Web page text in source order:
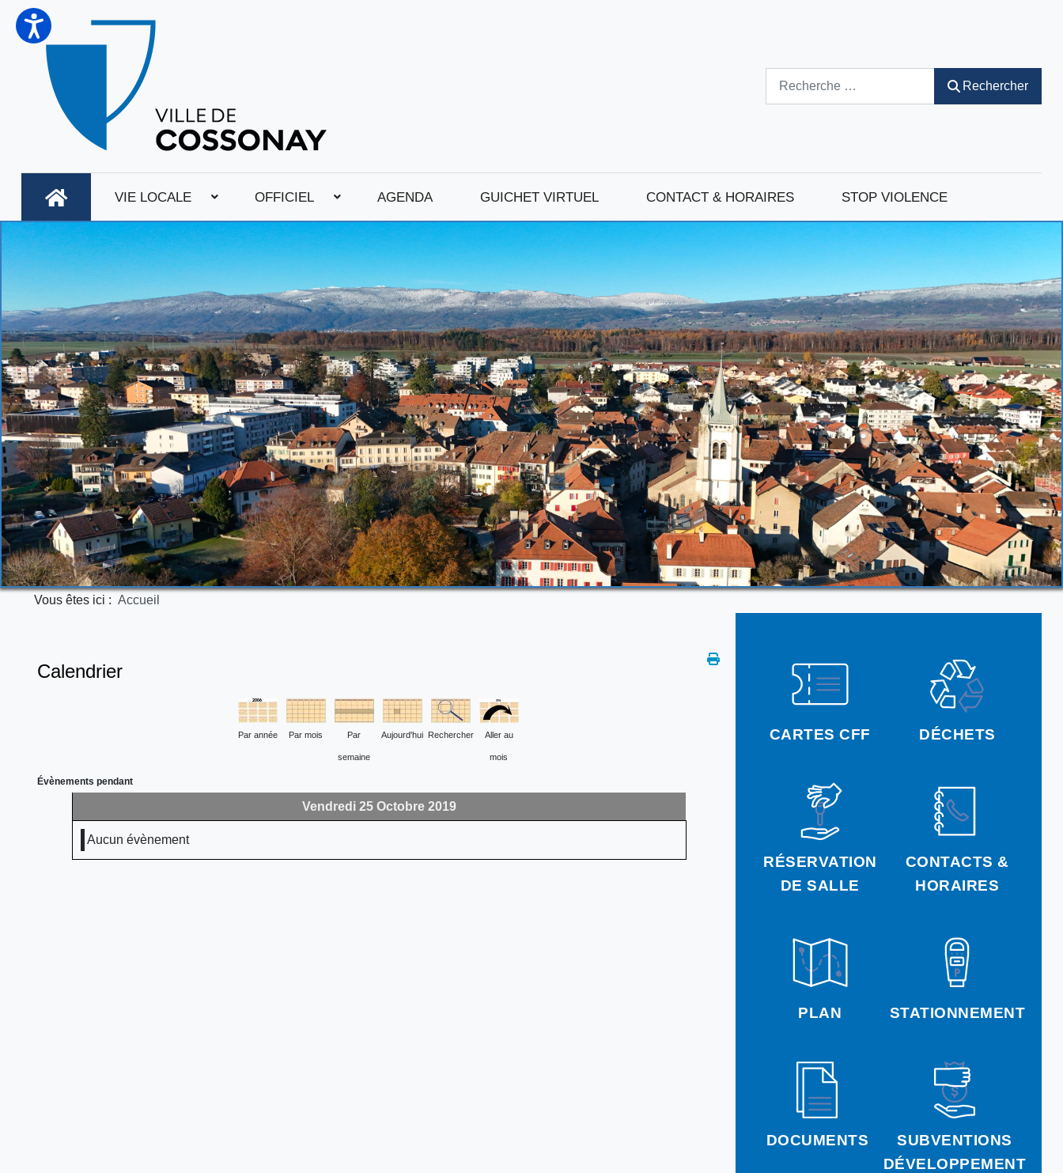
Rechercher
VIE LOCALE OFFICIEL AGENDA GUICHET VIRTUEL CONTACT & HORAIRES STOP VIOLENCE
Vous êtes ici : Accueil
CARTES CFF DÉCHETS
RÉSERVATION
DE SALLE
CONTACTS &
HORAIRES
PLAN STATIONNEMENT
DOCUMENTS
SUBVENTIONS
DÉVELOPPEMENT
Calendrier
Par année Par mois Par
semaine
Aujourd'hui Rechercher Aller au
mois
Évènements pendant
Vendredi 25 Octobre 2019
Aucun évènement